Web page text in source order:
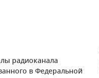
радиоканала
в Федеральной